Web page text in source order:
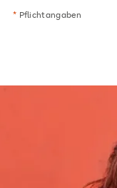
* Pflichtangaben